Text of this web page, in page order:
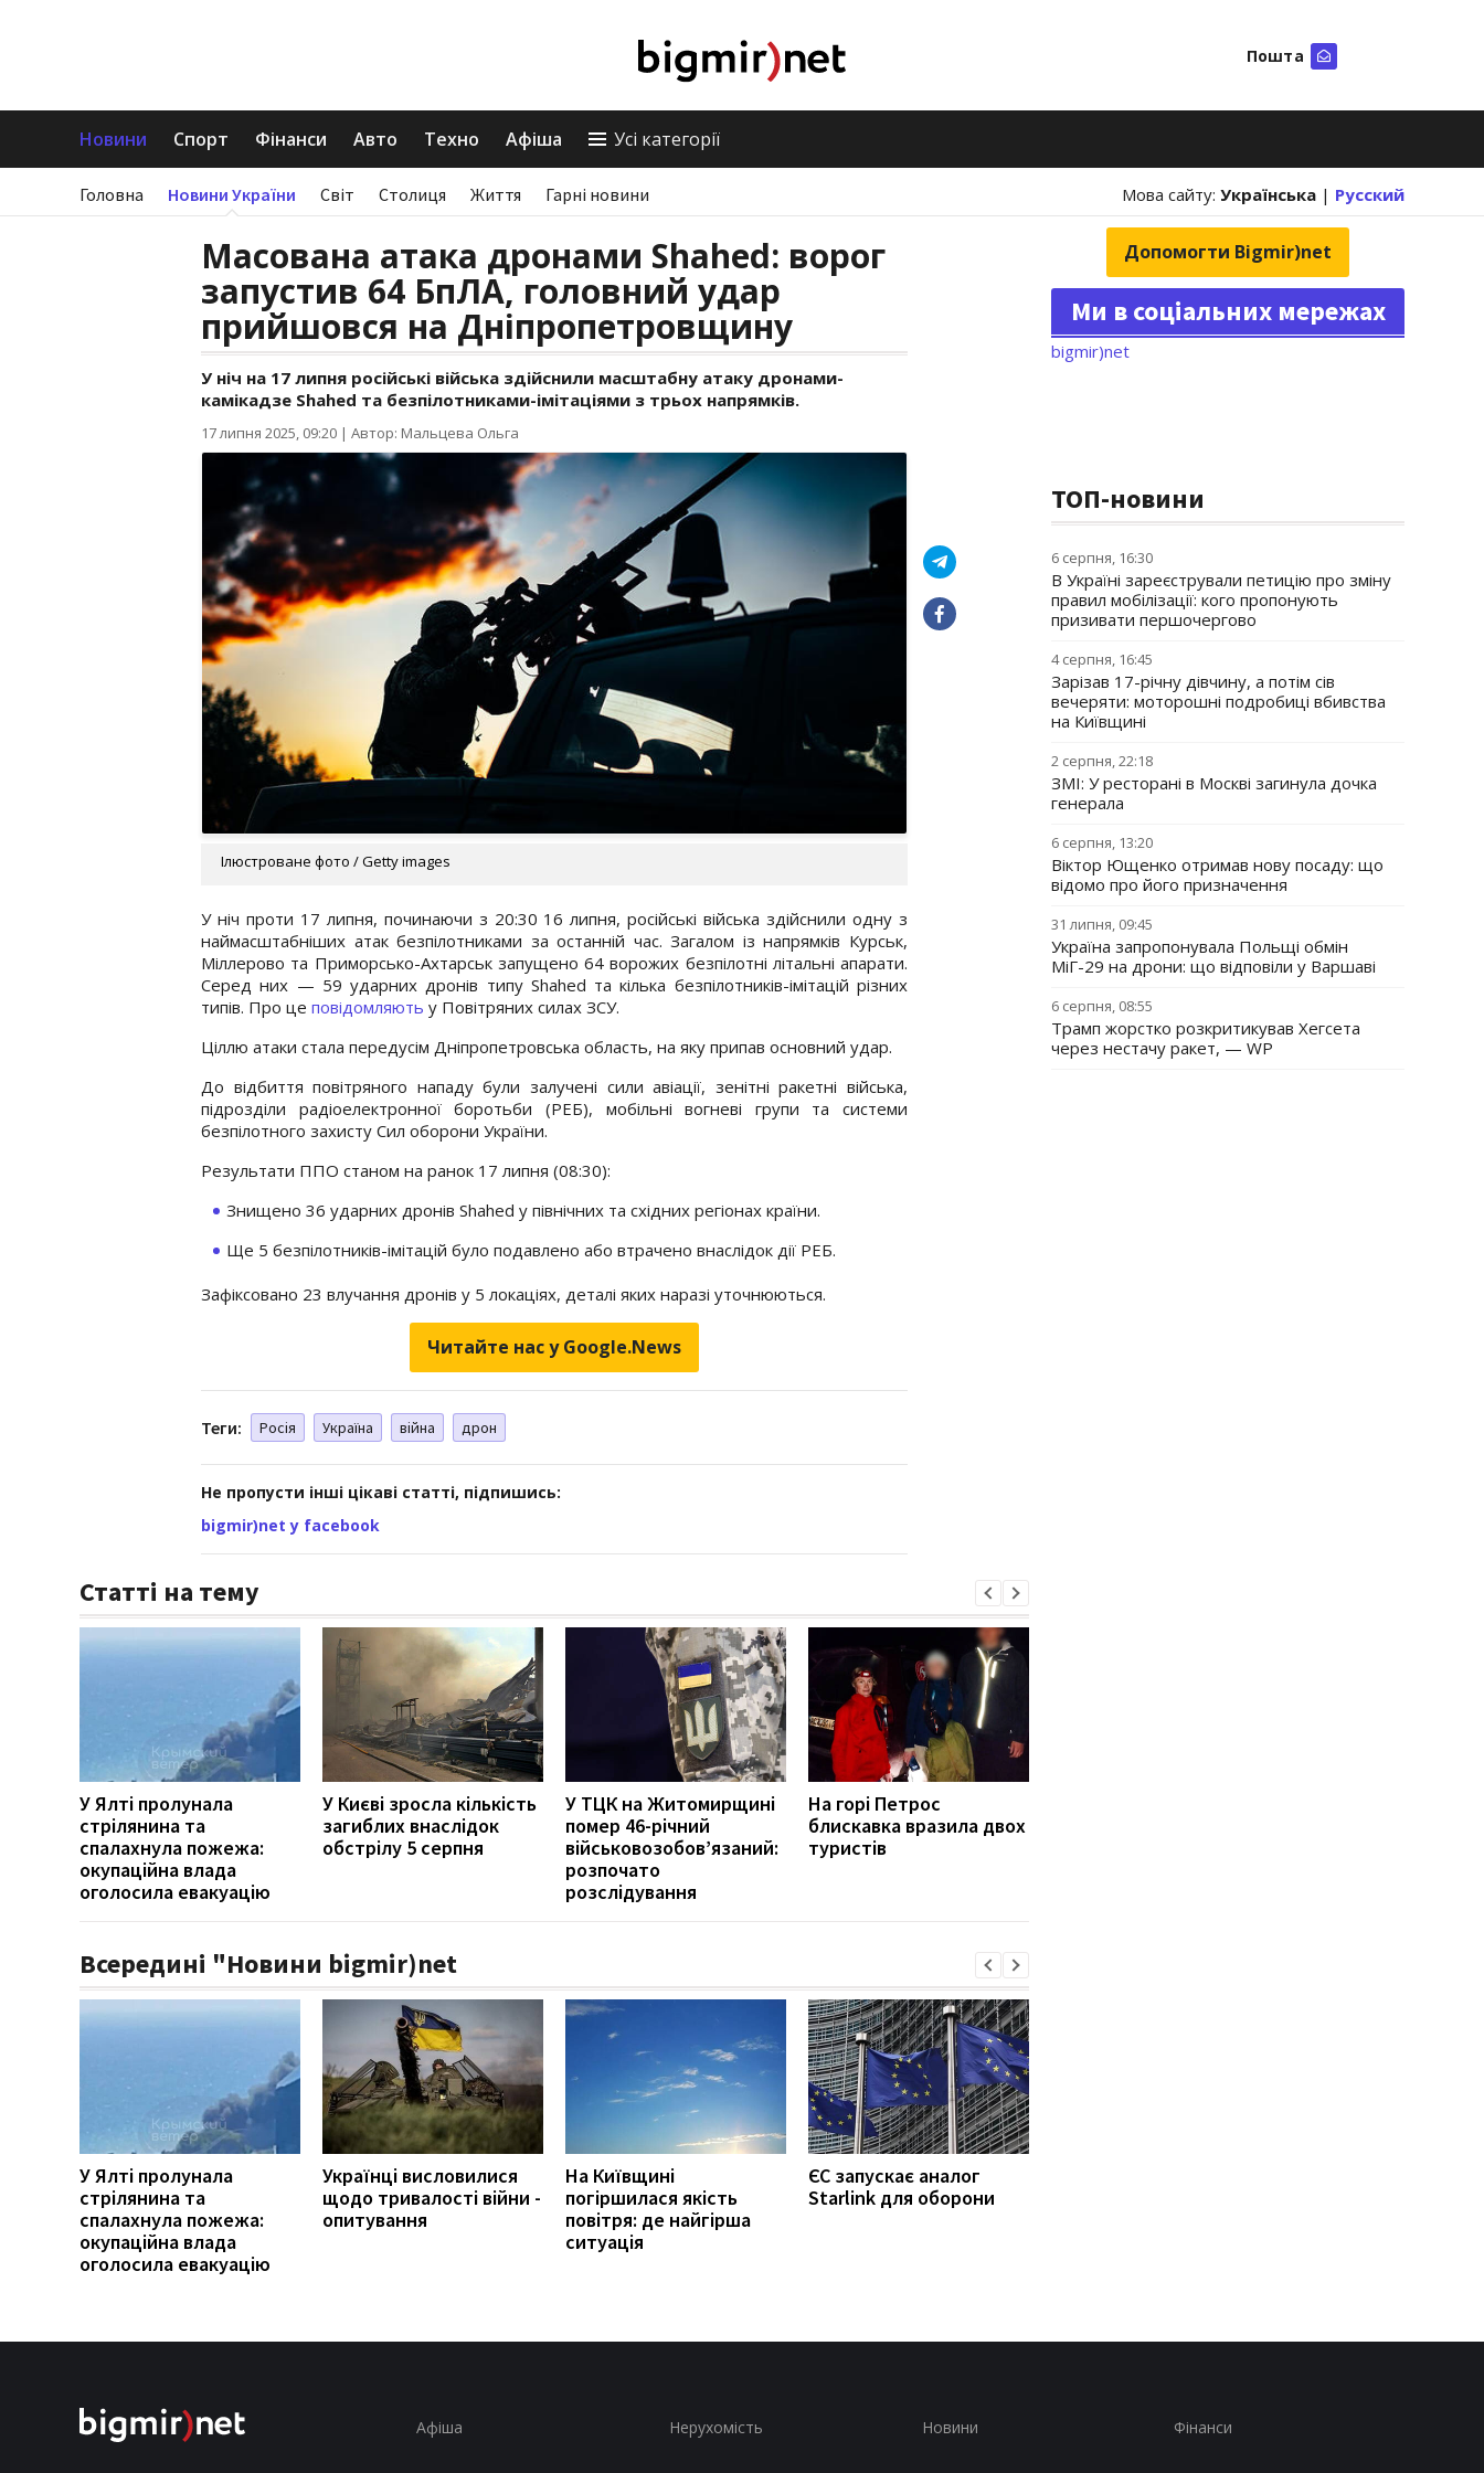
Пошта
Новини Спорт Фінанси Авто Техно Афіша Усі категорії
Головна Новини України Світ Столиця Життя Гарні новини Мова сайту: Українська | Русский
Масована атака дронами Shahed: ворог
запустив 64 БпЛА, головний удар
прийшовся на Дніпропетровщину
У ніч на 17 липня російські війська здійснили масштабну атаку дронами-
камікадзе Shahed та безпілотниками-імітаціями з трьох напрямків.
17 липня 2025, 09:20 | Автор: Мальцева Ольга
Ілюстроване фото / Getty images
У ніч проти 17 липня, починаючи з 20:30 16 липня, російські війська здійснили одну з
наймасштабніших атак безпілотниками за останній час. Загалом із напрямків Курськ,
Міллерово та Приморсько-Ахтарськ запущено 64 ворожих безпілотні літальні апарати.
Серед них — 59 ударних дронів типу Shahed та кілька безпілотників-імітацій різних
типів. Про це повідомляють у Повітряних силах ЗСУ.
Ціллю атаки стала передусім Дніпропетровська область, на яку припав основний удар.
До відбиття повітряного нападу були залучені сили авіації, зенітні ракетні війська,
підрозділи радіоелектронної боротьби (РЕБ), мобільні вогневі групи та системи
безпілотного захисту Сил оборони України.
Результати ППО станом на ранок 17 липня (08:30):
Знищено 36 ударних дронів Shahed у північних та східних регіонах країни.
Ще 5 безпілотників-імітацій було подавлено або втрачено внаслідок дії РЕБ.
Зафіксовано 23 влучання дронів у 5 локаціях, деталі яких наразі уточнюються.
Читайте нас у Google.News
Теги: Росія Україна війна дрон
Не пропусти інші цікаві статті, підпишись:
bigmir)net у facebook
Статті на тему
У Ялті пролунала
стрілянина та
спалахнула пожежа:
окупаційна влада
оголосила евакуацію
У Києві зросла кількість
загиблих внаслідок
обстрілу 5 серпня
У ТЦК на Житомирщині
помер 46-річний
військовозобов’язаний:
розпочато
розслідування
На горі Петрос
блискавка вразила двох
туристів
Всередині "Новини bigmir)net
У Ялті пролунала
стрілянина та
спалахнула пожежа:
окупаційна влада
оголосила евакуацію
Українці висловилися
щодо тривалості війни -
опитування
На Київщині
погіршилася якість
повітря: де найгірша
ситуація
ЄС запускає аналог
Starlink для оборони
Допомогти Bigmir)net
Ми в соціальних мережах
bigmir)net
ТОП-новини
6 серпня, 16:30
В Україні зареєстрували петицію про зміну
правил мобілізації: кого пропонують
призивати першочергово
4 серпня, 16:45
Зарізав 17-річну дівчину, а потім сів
вечеряти: моторошні подробиці вбивства
на Київщині
2 серпня, 22:18
ЗМІ: У ресторані в Москві загинула дочка
генерала
6 серпня, 13:20
Віктор Ющенко отримав нову посаду: що
відомо про його призначення
31 липня, 09:45
Україна запропонувала Польщі обмін
МіГ-29 на дрони: що відповіли у Варшаві
6 серпня, 08:55
Трамп жорстко розкритикував Хегсета
через нестачу ракет, — WP
Афіша Нерухомість Новини Фінанси